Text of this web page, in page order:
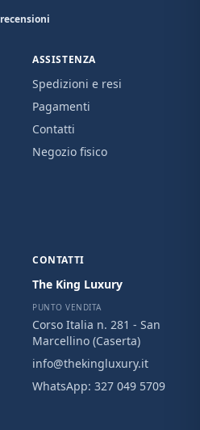
recensioni
ASSISTENZA
Spedizioni e resi
Pagamenti
Contatti
Negozio fisico
CONTATTI
The King Luxury
PUNTO VENDITA
Corso Italia n. 281 - San
Marcellino (Caserta)
info@thekingluxury.it
WhatsApp: 327 049 5709